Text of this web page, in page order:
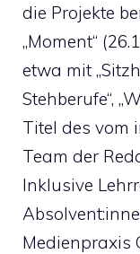
die Projekte
„Moment“
etwa mit
Stehberufe“,
Titel des vom
Team der
Inklusive
Medienpraxis